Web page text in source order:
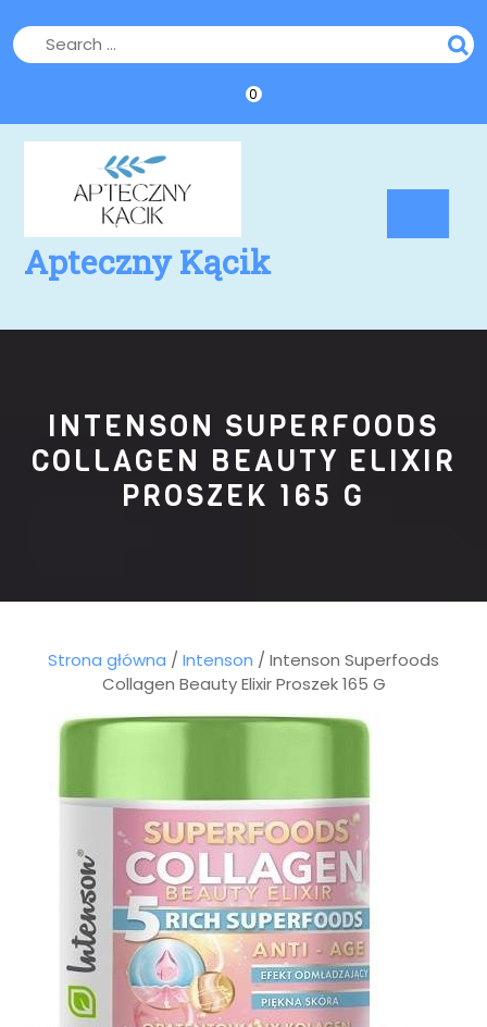
to
content
0
Apteczny Kącik
INTENSON SUPERFOODS
COLLAGEN BEAUTY ELIXIR
PROSZEK 165 G
Strona główna / Intenson / Intenson Superfoods
Collagen Beauty Elixir Proszek 165 G